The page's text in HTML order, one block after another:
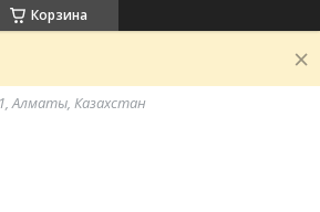
Корзина
Алматы, Казахстан